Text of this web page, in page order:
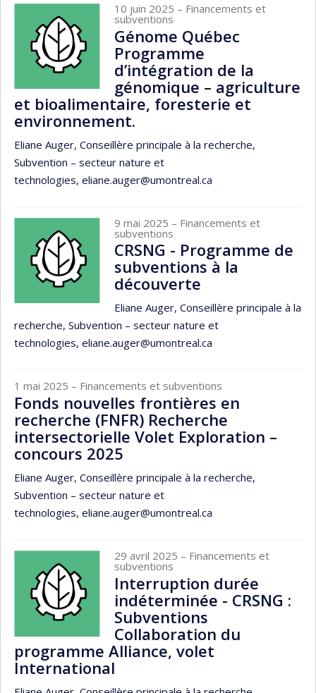
10 juin 2025 – Financements et
subventions
Génome Québec
Programme
d’intégration de la
génomique – agriculture
et bioalimentaire, foresterie et
environnement.
Eliane Auger, Conseillère principale à la recherche,
Subvention – secteur nature et
technologies, eliane.auger@umontreal.ca
9 mai 2025 – Financements et
subventions
CRSNG - Programme de
subventions à la
découverte
Eliane Auger, Conseillère principale à la
recherche, Subvention – secteur nature et
technologies, eliane.auger@umontreal.ca
1 mai 2025 – Financements et subventions
Fonds nouvelles frontières en
recherche (FNFR) Recherche
intersectorielle Volet Exploration –
concours 2025
Eliane Auger, Conseillère principale à la recherche,
Subvention – secteur nature et
technologies, eliane.auger@umontreal.ca
29 avril 2025 – Financements et
subventions
Interruption durée
indéterminée - CRSNG :
Subventions
Collaboration du
programme Alliance, volet
International